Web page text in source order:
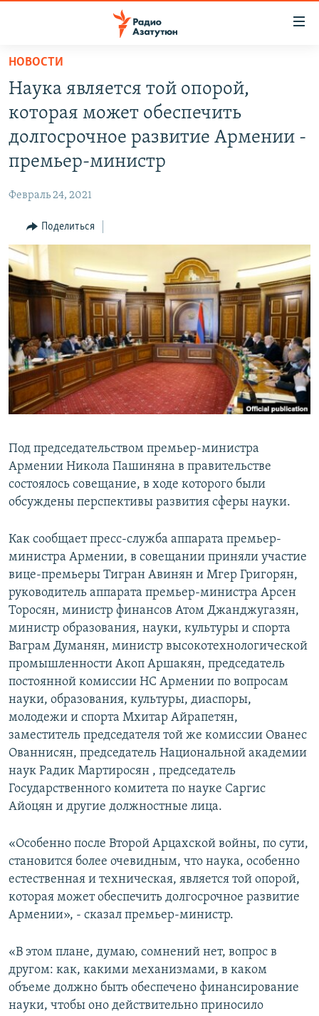
Перейти
основному
содержанию
Перейти
основной
Перейти
поиску
НОВОСТИ
ПОЛИТИКА
РЕГИОН
НАГОРНЫЙ КАРАБАХ
КУЛЬТУРА
СПОРТ
АРХИВ
Հայերեն
English
Русский
НОВОСТИ
Наука является той опорой,
которая может обеспечить
долгосрочное развитие Армении -
премьер-министр
Февраль 24, 2021
Поделиться
Под председательством премьер-министра
Армении Никола Пашиняна в правительстве
состоялось совещание, в ходе которого были
обсуждены перспективы развития сферы науки.
Как сообщает пресс-служба аппарата премьер-
министра Армении, в совещании приняли участие
вице-премьеры Тигран Авинян и Мгер Григорян,
руководитель аппарата премьер-министра Арсен
Торосян, министр финансов Атом Джанджугазян,
министр образования, науки, культуры и спорта
Ваграм Думанян, министр высокотехнологической
промышленности Акоп Аршакян, председатель
постоянной комиссии НС Армении по вопросам
науки, образования, культуры, диаспоры,
молодежи и спорта Мхитар Айрапетян,
заместитель председателя той же комиссии Ованес
Ованнисян, председатель Национальной академии
наук Радик Мартиросян , председатель
Государственного комитета по науке Саргис
Айоцян и другие должностные лица.
«Особенно после Второй Арцахской войны, по сути,
становится более очевидным, что наука, особенно
естественная и техническая, является той опорой,
которая может обеспечить долгосрочное развитие
Армении», - сказал премьер-министр.
«В этом плане, думаю, сомнений нет, вопрос в
другом: как, какими механизмами, в каком
объеме должно быть обеспечено финансирование
науки, чтобы оно действительно приносило